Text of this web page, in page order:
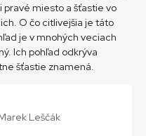
pravé miesto a šťastie vo
O čo citlivejšia je táto
je v mnohých veciach
Ich pohľad odkrýva
šťastie znamená.
Leščák